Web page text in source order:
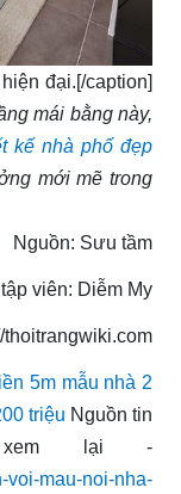
đại.[/caption]
mái bằng này,
kế nhà phố đẹp
mới mẽ trong
Nguồn: Sưu tầm
viên: Diễm My
5m mẫu nhà 2
triệu Nguồn tin
xem lại -
voi-mau-noi-nha-